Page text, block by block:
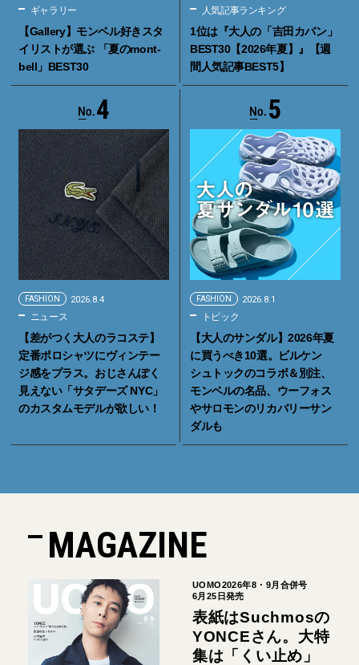
ギャラリー
【Gallery】モンベル好きスタ
イリストが選ぶ 「夏のmont-
bell」BEST30
人気記事ランキング
1位は『大人の「吉田カバン」
BEST30【2026年夏】』【週
間人気記事BEST5】
4
FASHION 2026.8.4
ニュース
【差がつく大人のラコステ】
定番ポロシャツにヴィンテー
ジ感をプラス。おじさんぽく
見えない「サタデーズ NYC」
のカスタムモデルが欲しい！
5
FASHION 2026.8.1
トピック
【大人のサンダル】2026年夏
に買うべき10選。ビルケン
シュトックのコラボ＆別注、
モンベルの名品、ウーフォス
やサロモンのリカバリーサン
ダルも
MAGAZINE
UOMO2026年8・9月合併号
6月25日発売
表紙はSuchmosの
YONCEさん。大特
集は「くい止め」